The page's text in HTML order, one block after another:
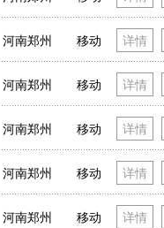
河南郑州 移动 详情
河南郑州 移动 详情
河南郑州 移动 详情
河南郑州 移动 详情
河南郑州 移动 详情